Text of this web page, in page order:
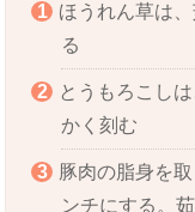
ほうれん草は
る
とうもろこし
かく刻む
豚肉の脂身を
ンチにする。